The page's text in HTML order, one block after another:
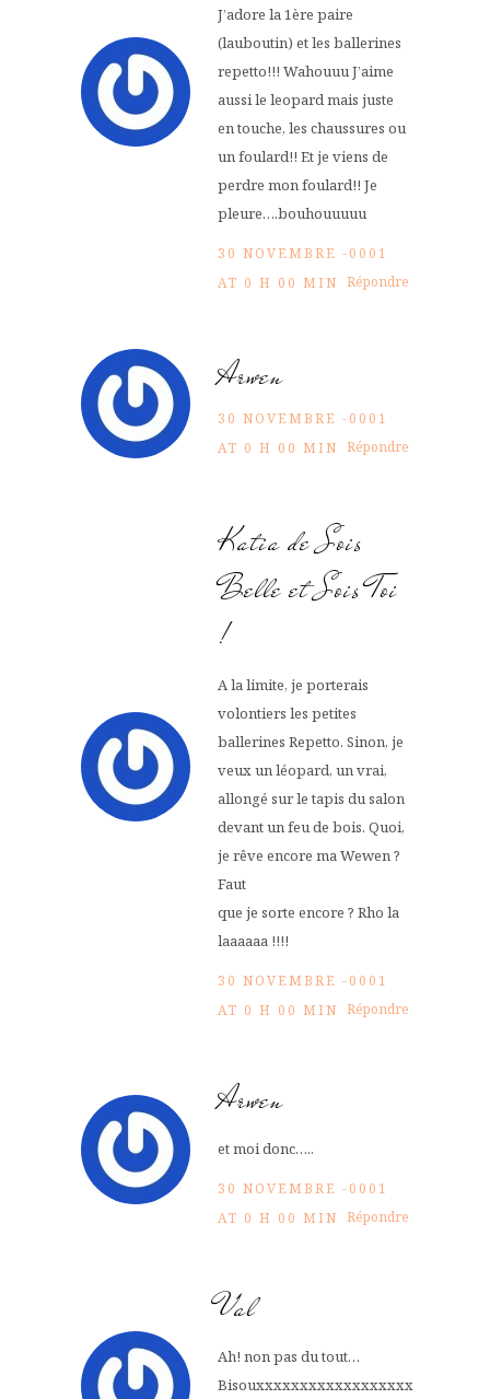
J’adore la 1ère paire
(lauboutin) et les ballerines
repetto!!! Wahouuu J’aime
aussi le leopard mais juste
en touche, les chaussures ou
un foulard!! Et je viens de
perdre mon foulard!! Je
pleure….bouhouuuuu
30 NOVEMBRE -0001
AT 0 H 00 MIN Répondre
Arwen
30 NOVEMBRE -0001
AT 0 H 00 MIN Répondre
Katia de Sois
Belle et Sois Toi
!
A la limite, je porterais
volontiers les petites
ballerines Repetto. Sinon, je
veux un léopard, un vrai,
allongé sur le tapis du salon
devant un feu de bois. Quoi,
je rêve encore ma Wewen ?
Faut
que je sorte encore ? Rho la
laaaaaa !!!!
30 NOVEMBRE -0001
AT 0 H 00 MIN Répondre
Arwen
et moi donc…..
30 NOVEMBRE -0001
AT 0 H 00 MIN Répondre
Val
Ah! non pas du tout…
Bisouxxxxxxxxxxxxxxxxxx